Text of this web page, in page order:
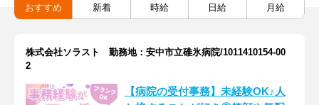
おすすめ 新着 時給 日給 月給
株式会社ソラスト 勤務地：安中市立碓氷病院/1011410154-00
2
【病院の受付事務】未経験OK♪人